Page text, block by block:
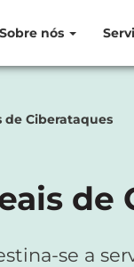
Sobre nós
de Ciberataques
se a